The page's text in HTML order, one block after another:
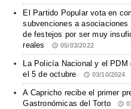
El Partido Popular vota en
subvenciones a
de festejos por ser muy
reales
05/03/2022
La Policía Nacional y el PDM
el 5 de octubre
03/10/2024
A Capricho recibe el primer
Gastronómicas del Torto